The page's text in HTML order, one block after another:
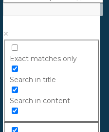
Exact matches only
Search in title
Search in content